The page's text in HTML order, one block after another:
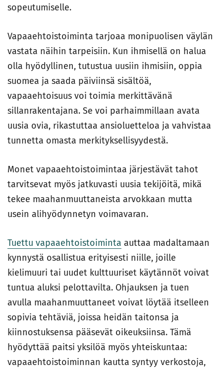
sopeutumiselle.
Vapaaehtoistoiminta tarjoaa monipuolisen väylän
vastata näihin tarpeisiin. Kun ihmisellä on halua
olla hyödyllinen, tutustua uusiin ihmisiin, oppia
suomea ja saada päiviinsä sisältöä,
vapaaehtoisuus voi toimia merkittävänä
sillanrakentajana. Se voi parhaimmillaan avata
uusia ovia, rikastuttaa ansioluetteloa ja vahvistaa
tunnetta omasta merkityksellisyydestä.
Monet vapaaehtoistoimintaa järjestävät tahot
tarvitsevat myös jatkuvasti uusia tekijöitä, mikä
tekee maahanmuuttaneista arvokkaan mutta
usein alihyödynnetyn voimavaran.
Tuettu vapaaehtoistoiminta auttaa madaltamaan
kynnystä osallistua erityisesti niille, joille
kielimuuri tai uudet kulttuuriset käytännöt voivat
tuntua aluksi pelottavilta. Ohjauksen ja tuen
avulla maahanmuuttaneet voivat löytää itselleen
sopivia tehtäviä, joissa heidän taitonsa ja
kiinnostuksensa pääsevät oikeuksiinsa. Tämä
hyödyttää paitsi yksilöä myös yhteiskuntaa:
vapaaehtoistoiminnan kautta syntyy verkostoja,